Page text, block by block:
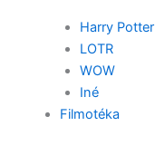
Harry Potter
LOTR
WOW
Iné
Filmotéka